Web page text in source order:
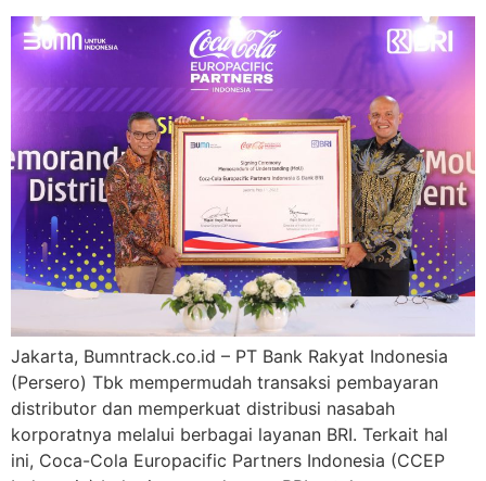
Jakarta, Bumntrack.co.id – PT Bank Rakyat Indonesia
(Persero) Tbk mempermudah transaksi pembayaran
distributor dan memperkuat distribusi nasabah
korporatnya melalui berbagai layanan BRI. Terkait hal
ini, Coca-Cola Europacific Partners Indonesia (CCEP